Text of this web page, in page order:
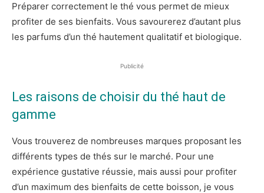
Préparer correctement le thé vous permet de mieux
profiter de ses bienfaits. Vous savourerez d’autant plus
les parfums d’un thé hautement qualitatif et biologique.
Publicité
Les raisons de choisir du thé haut de
gamme
Vous trouverez de nombreuses marques proposant les
différents types de thés sur le marché. Pour une
expérience gustative réussie, mais aussi pour profiter
d’un maximum des bienfaits de cette boisson, je vous